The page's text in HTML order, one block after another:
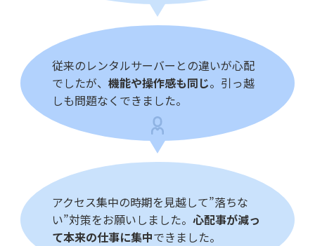
従来のレンタルサーバーとの違いが心配
でしたが、機能や操作感も同じ。引っ越
しも問題なくできました。
アクセス集中の時期を見越して”落ちな
い”対策をお願いしました。心配事が減っ
て本来の仕事に集中できました。